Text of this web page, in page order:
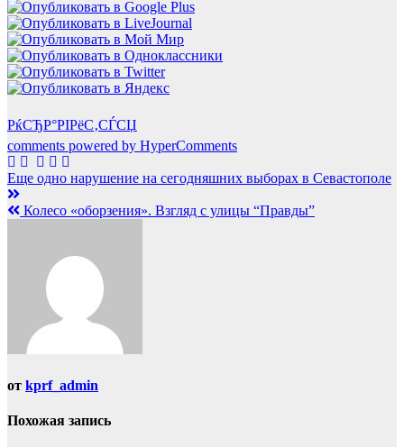
РќСЂР°РІРёС‚СЃСЏ
comments powered by HyperComments
Навигация
по
Еще одно нарушение на сегодняшних выборах в Севастополе
Колесо «оборзения». Взгляд с улицы “Правды”
от kprf_admin
Похожая запись